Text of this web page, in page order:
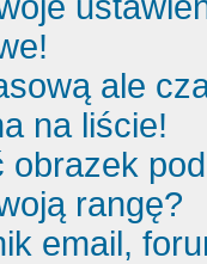
ale
na liście!
obrazek
rangę?
email,